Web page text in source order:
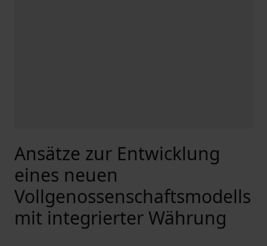
Ansätze zur Entwicklung
eines neuen
Vollgenossenschaftsmodells
mit integrierter Währung